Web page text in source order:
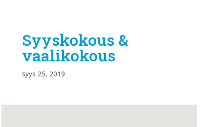
Syyskokous &
vaalikokous
syys 25, 2019